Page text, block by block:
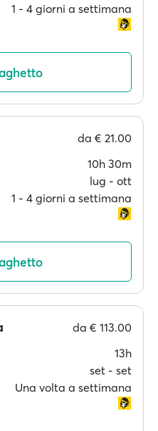
1 ‐ 4 giorni a settimana
da € 21.00
10h 30m
lug ‐ ott
1 ‐ 4 giorni a settimana
da € 113.00
13h
set ‐ set
Una volta a settimana